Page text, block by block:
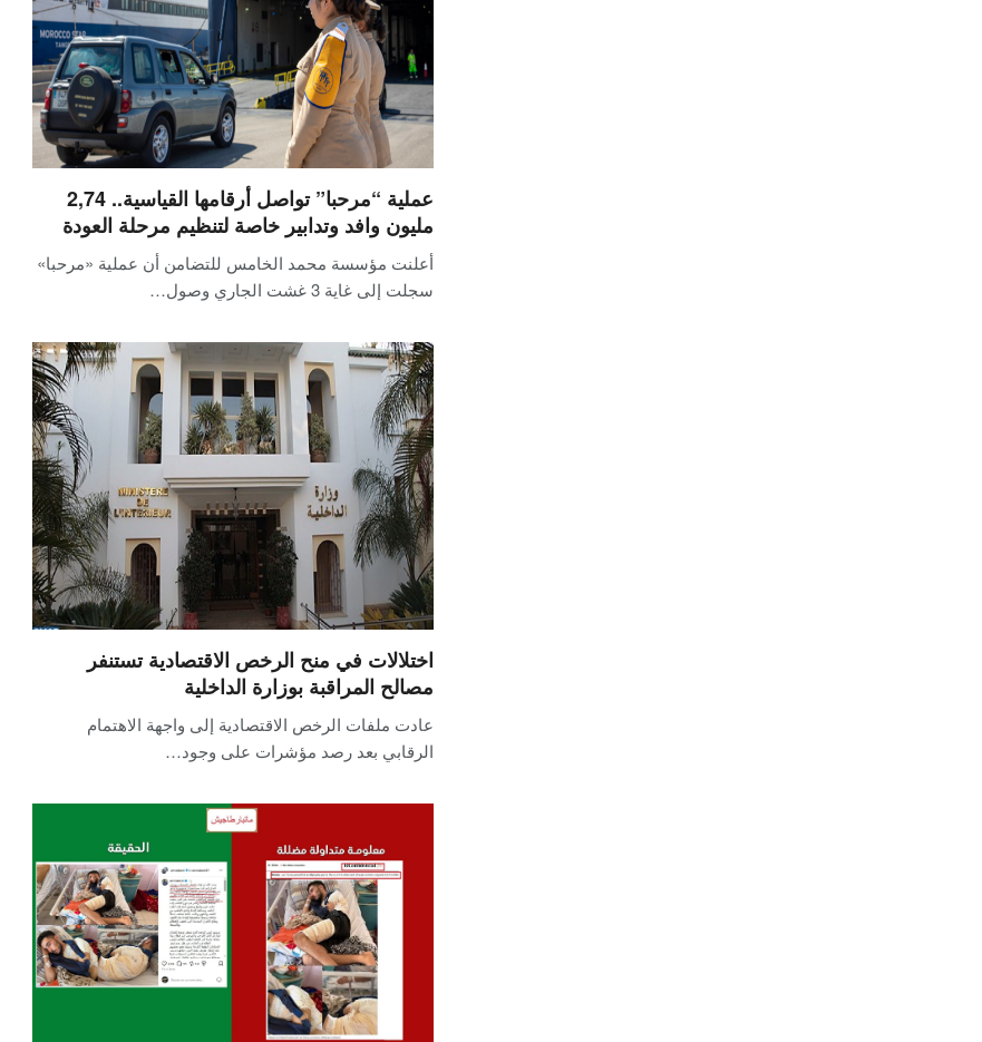
عملية “مرحبا” تواصل أرقامها القياسية.. 2,74
مليون وافد وتدابير خاصة لتنظيم مرحلة العودة
أعلنت مؤسسة محمد الخامس للتضامن أن عملية «مرحبا»
سجلت إلى غاية 3 غشت الجاري وصول…
اختلالات في منح الرخص الاقتصادية تستنفر
مصالح المراقبة بوزارة الداخلية
عادت ملفات الرخص الاقتصادية إلى واجهة الاهتمام
الرقابي بعد رصد مؤشرات على وجود…